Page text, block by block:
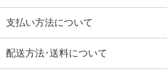
支払い方法について
配送方法･送料について